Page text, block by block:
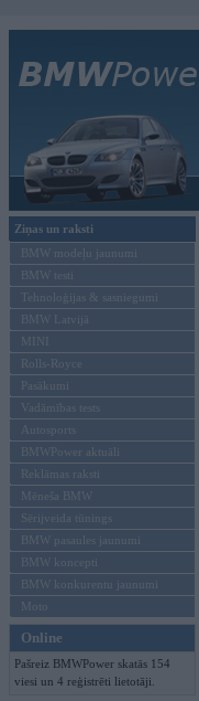
Ziņas un raksti
BMW modeļu jaunumi
BMW testi
Tehnoloģijas & sasniegumi
BMW Latvijā
MINI
Rolls-Royce
Pasākumi
Vadāmības tests
Autosports
BMWPower aktuāli
Reklāmas raksti
Mēneša BMW
Sērijveida tūnings
BMW pasaules jaunumi
BMW koncepti
BMW konkurentu jaunumi
Moto
Online
Pašreiz BMWPower skatās 154
viesi un 4 reģistrēti lietotāji.